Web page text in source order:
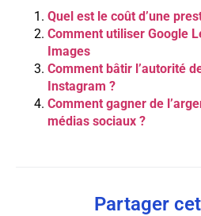
Quel est le coût d’une
Comment utiliser Google
Images
Comment bâtir l’autorité
Instagram ?
Comment gagner de
médias sociaux ?
Partager